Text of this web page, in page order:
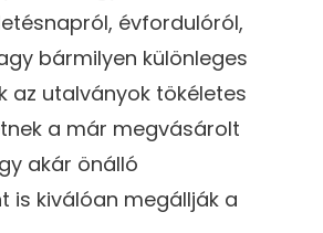
évfordulóról,
bármilyen különleges
az utalványok tökéletes
a már megvásárolt
akár önálló
is kiválóan megállják a